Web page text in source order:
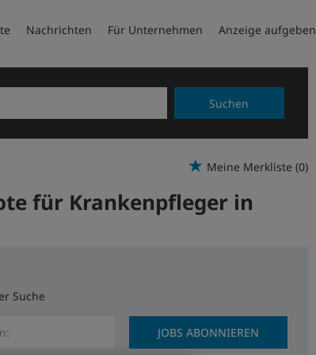
Nachrichten Für Unternehmen Anzeige aufgeben
Suchen
Meine Merkliste (0)
für Krankenpfleger in
Suche
JOBS ABONNIEREN